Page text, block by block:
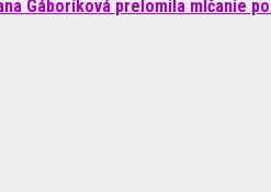
Gáboríková prelomila mlčanie